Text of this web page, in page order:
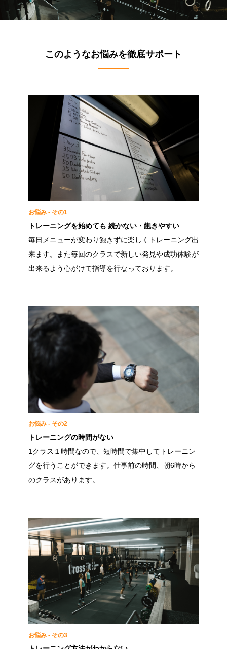
このようなお悩みを徹底サポート
お悩み - その1
トレーニングを始めても 続かない・飽きやすい
毎日メニューが変わり飽きずに楽しくトレーニング出
来ます。また毎回のクラスで新しい発見や成功体験が
出来るよう心がけて指導を行なっております。
お悩み - その2
トレーニングの時間がない
1クラス１時間なので、短時間で集中してトレーニン
グを行うことができます。仕事前の時間、朝6時から
のクラスがあります。
お悩み - その3